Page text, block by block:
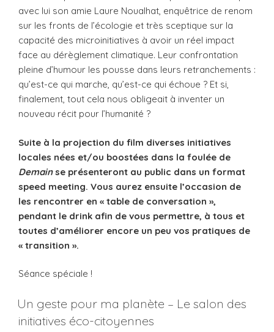
avec lui son amie Laure Noualhat, enquêtrice de renom
sur les fronts de l’écologie et très sceptique sur la
capacité des microinitiatives à avoir un réel impact
face au dérèglement climatique. Leur confrontation
pleine d’humour les pousse dans leurs retranchements :
qu’est-ce qui marche, qu’est-ce qui échoue ? Et si,
finalement, tout cela nous obligeait à inventer un
nouveau récit pour l’humanité ?
Suite à la projection du film diverses initiatives
locales nées et/ou boostées dans la foulée de
Demainse présenteront au public dans un format
speed meeting. Vous aurez ensuite l’occasion de
les rencontrer en « table de conversation »,
pendant le drink afin de vous permettre, à tous et
toutes d’améliorer encore un peu vos pratiques de
« transition ».
Séance spéciale !
Un geste pour ma planète – Le salon des
initiatives éco-citoyennes